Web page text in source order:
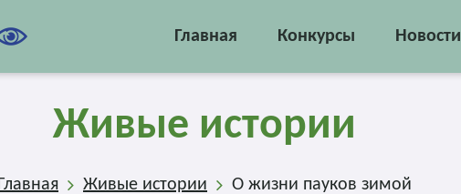
Главная Конкурсы Новости
Живые истории
Живые истории О жизни пауков зимой